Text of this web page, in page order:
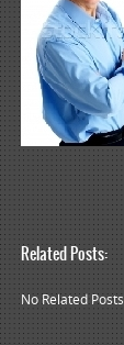
Related Posts:
No Related Posts